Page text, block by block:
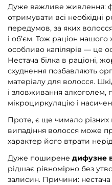
Дуже важливе живлення:
отримувати всі необхідні
передумов, за яких
і об’єм. Тож раціон нашого
особливо капілярів — це
Нестача білка в раціоні,
схуднення позбавляють
матеріалу для волосся.
і зловживання алкоголем,
мікроциркуляцію і
Проте, є ще чимало різних
випадіння волосся може
характер його втрати
Дуже поширене дифузне
рідшає рівномірно без
залисин. Причини: нестача